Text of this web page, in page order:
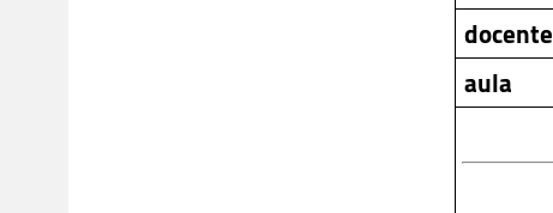
docente
aula